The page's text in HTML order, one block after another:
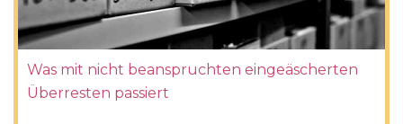
Was mit nicht beanspruchten eingeäscherten
Überresten passiert